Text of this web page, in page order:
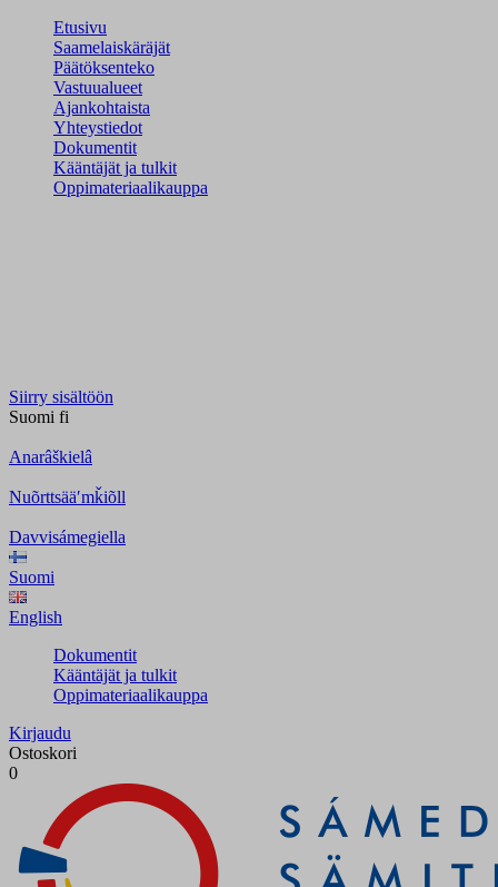
Etusivu
Saamelaiskäräjät
Päätöksenteko
Vastuualueet
Ajankohtaista
Yhteystiedot
Dokumentit
Kääntäjät ja tulkit
Oppimateriaalikauppa
Siirry sisältöön
Suomi fi
Anarâškielâ
Nuõrttsääʹmǩiõll
Davvisámegiella
Suomi
English
Dokumentit
Kääntäjät ja tulkit
Oppimateriaalikauppa
Kirjaudu
Ostoskori
0